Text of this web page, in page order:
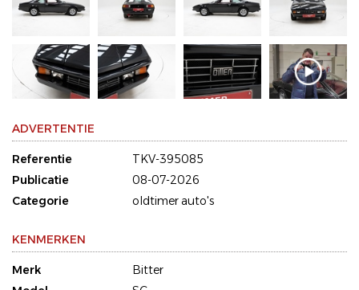
ADVERTENTIE
Referentie
TKV-395085
Publicatie
08-07-2026
Categorie
oldtimer auto's
KENMERKEN
Merk
Bitter